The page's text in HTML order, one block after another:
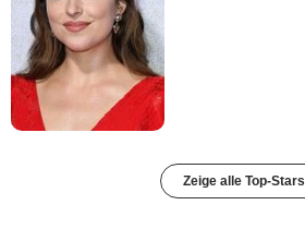
Zeige alle Top-Stars